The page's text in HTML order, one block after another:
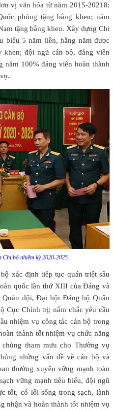
vị văn hóa từ năm 2015-20218;
phòng tặng bằng khen; năm
tặng bằng khen. Xây dựng Chi
biểu 5 năm liền, hằng năm được
đội ngũ cán bộ, đảng viên
năm 100% đảng viên hoàn thành
bộ nhiệm kỳ 2020-2025.
xác định tiếp tục quán triệt sâu
quốc lần thứ XIII của Đảng và
đội, Đại hội Đảng bộ Quân
Cục Chính trị; nắm chắc yêu cầu
nhiệm vụ công tác cán bộ trong
thành tốt nhiệm vụ chức năng
tham mưu cho Thường vụ
những vấn đề về cán bộ và
thường xuyên vững mạnh toàn
vững mạnh tiêu biểu, đội ngũ
tốt, có lối sống trong sạch, lành
nhận và hoàn thành tốt nhiệm vụ